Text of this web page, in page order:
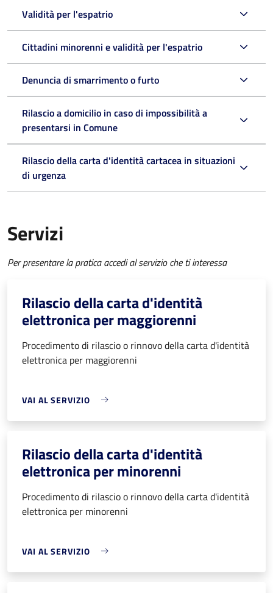
Validità per l'espatrio
Cittadini minorenni e validità per l'espatrio
Denuncia di smarrimento o furto
Rilascio a domicilio in caso di impossibilità a
presentarsi in Comune
Rilascio della carta d'identità cartacea in situazioni
di urgenza
Servizi
Per presentare la pratica accedi al servizio che ti interessa
Rilascio della carta d'identità
elettronica per maggiorenni
Procedimento di rilascio o rinnovo della carta d'identità
elettronica per maggiorenni
VAI AL SERVIZIO
Rilascio della carta d'identità
elettronica per minorenni
Procedimento di rilascio o rinnovo della carta d'identità
elettronica per minorenni
VAI AL SERVIZIO